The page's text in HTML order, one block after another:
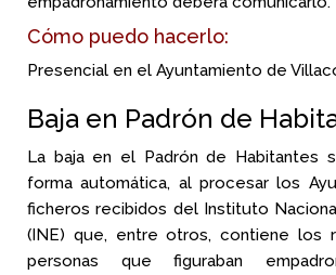
Cómo puedo hacerlo:
Presencial en el Ayuntamiento de
Baja en Padrón de
La baja en el Padrón de Habitantes
forma automática, al procesar los
ficheros recibidos del Instituto
(INE) que, entre otros, contiene los
personas que figuraban